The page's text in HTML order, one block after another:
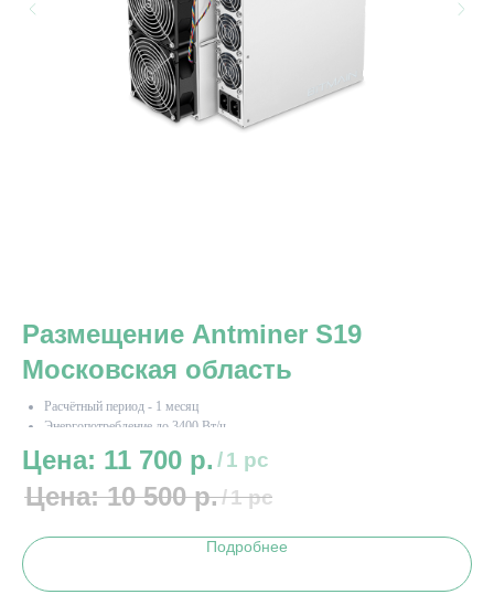
Размещение Antminer S19
Московская область
Расчётный период - 1 месяц
Энергопотребление до 3400 Вт/ч
11 700 р. /1 pc
10 500 р./1 pc
Подробнее